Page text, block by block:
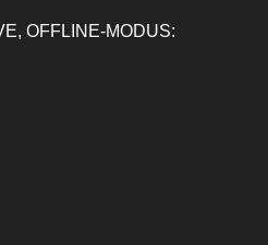
OFFLINE-MODUS: